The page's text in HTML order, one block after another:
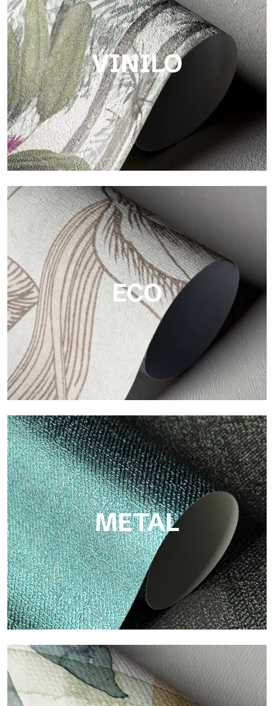
Acabado con trama fibrosa e irregular, con una textura suave
que aporta calidez y autenticidad a la superficie.
VINILO
Vinilo
Los acabados vinílicos de los papeles pintados de
Tecnografica ofrecen superficies resistentes, texturizadas y
visualmente sofisticadas.
ECO
ECO
Eco de Tecnografica es el papel pintado ecológico de fibra de
celulosa: soporte sostenible, sin PVC, con colores claros y de
alta calidad.
METAL
Metal
Metal es el papel pintado metálico de Tecnografica, con
reflejos metálicos únicos que resaltan los colores oro, plata,